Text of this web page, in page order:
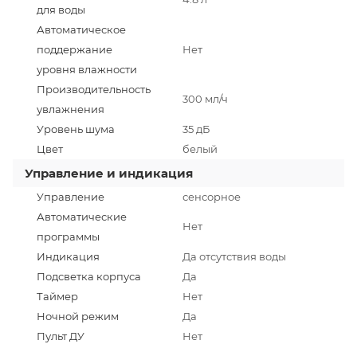
для воды
Автоматическое
поддержание
уровня влажности
Нет
Производительность
увлажнения
300 мл/ч
Уровень шума
35 дБ
Цвет
белый
Управление и индикация
Управление
сенсорное
Автоматические
программы
Нет
Индикация
Да отсутствия воды
Подсветка корпуса
Да
Таймер
Нет
Ночной режим
Да
Пульт ДУ
Нет